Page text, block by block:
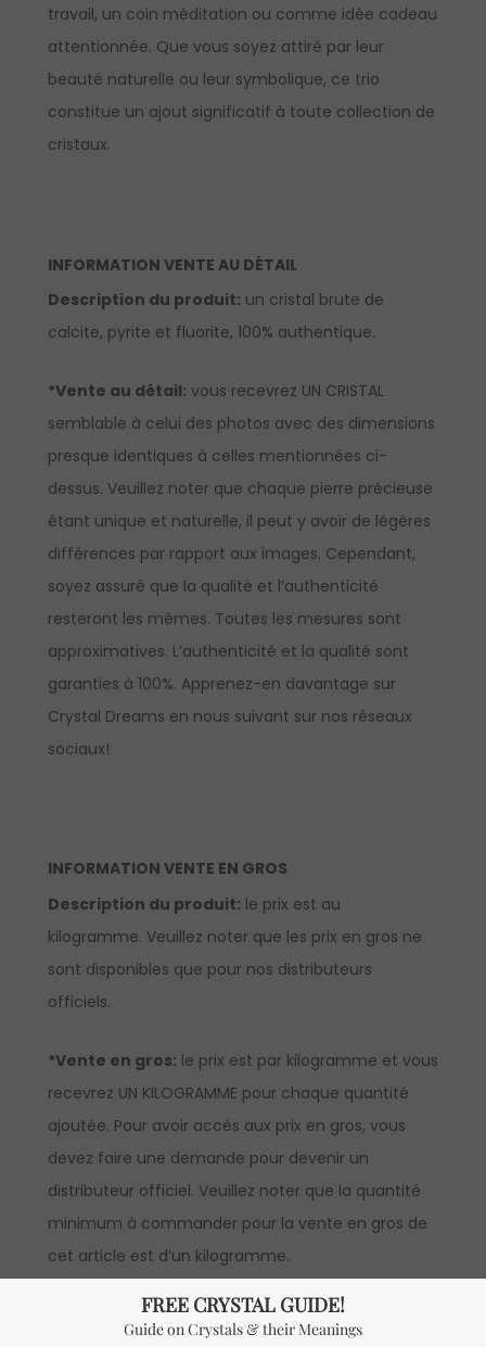
travail, un coin méditation ou comme idée cadeau
attentionnée. Que vous soyez attiré par leur
beauté naturelle ou leur symbolique, ce trio
constitue un ajout significatif à toute collection de
cristaux.
INFORMATION VENTE AU DÉTAIL
Description du produit: un cristal brute de
calcite, pyrite et fluorite, 100% authentique.
*Vente au détail: vous recevrez UN CRISTAL
semblable à celui des photos avec des dimensions
presque identiques à celles mentionnées ci-
dessus. Veuillez noter que chaque pierre précieuse
étant unique et naturelle, il peut y avoir de légères
différences par rapport aux images. Cependant,
soyez assuré que la qualité et l’authenticité
resteront les mêmes. Toutes les mesures sont
approximatives. L’authenticité et la qualité sont
garanties à 100%. Apprenez-en davantage sur
Crystal Dreams en nous suivant sur nos réseaux
sociaux!
INFORMATION VENTE EN GROS
Description du produit: le prix est au
kilogramme. Veuillez noter que les prix en gros ne
sont disponibles que pour nos distributeurs
officiels.
*Vente en gros: le prix est par kilogramme et vous
recevrez UN KILOGRAMME pour chaque quantité
ajoutée. Pour avoir accès aux prix en gros, vous
devez faire une demande pour devenir un
distributeur officiel. Veuillez noter que la quantité
minimum à commander pour la vente en gros de
cet article est d’un kilogramme.